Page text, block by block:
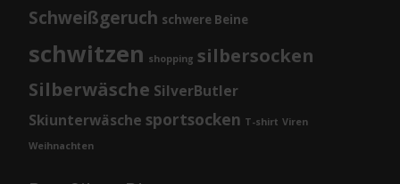
Schweißgeruch schwere Beine
schwitzen shopping silbersocken
Silberwäsche SilverButler
Skiunterwäsche sportsocken T-shirt Viren
Weihnachten